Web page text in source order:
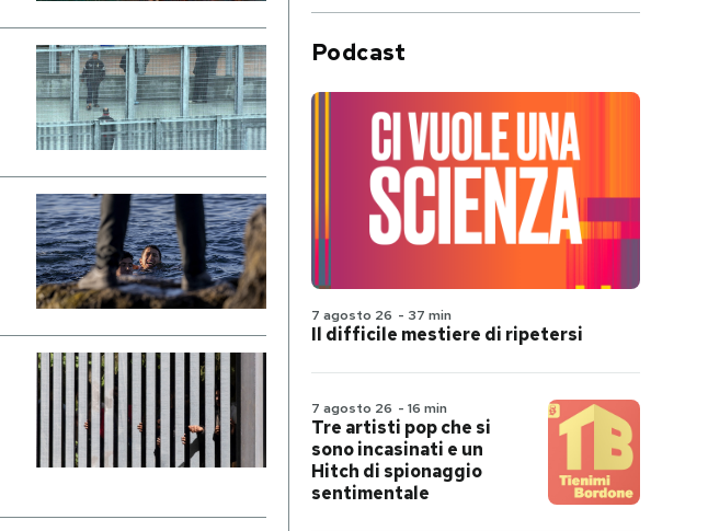
Podcast
7 agosto 26 - 37 min
Il difficile mestiere di ripetersi
7 agosto 26 - 16 min
Tre artisti pop che si
sono incasinati e un
Hitch di spionaggio
sentimentale